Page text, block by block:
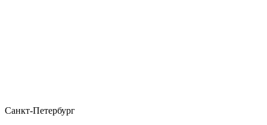
Санкт-Петербург